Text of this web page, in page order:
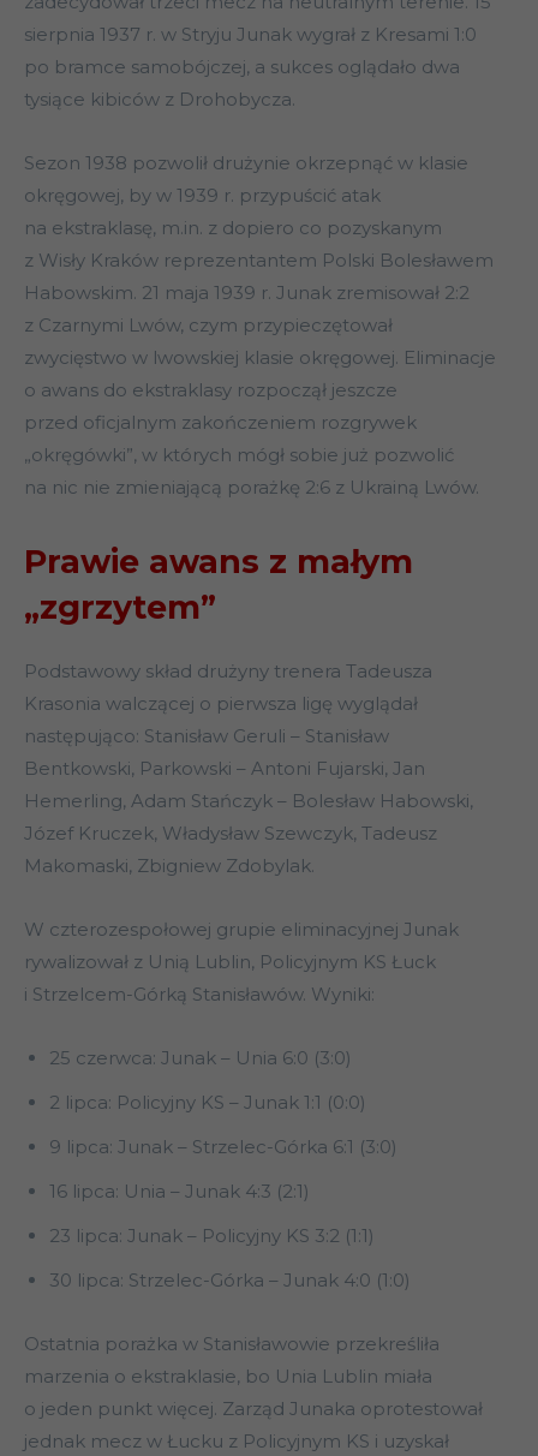
sierpnia 1937 r. w Stryju Junak wygrał z Kresami 1:0
po bramce samobójczej, a sukces oglądało dwa
tysiące kibiców z Drohobycza.
Sezon 1938 pozwolił drużynie okrzepnąć w klasie
okręgowej, by w 1939 r. przypuścić atak
na ekstraklasę, m.in. z dopiero co pozyskanym
z Wisły Kraków reprezentantem Polski Bolesławem
Habowskim. 21 maja 1939 r. Junak zremisował 2:2
z Czarnymi Lwów, czym przypieczętował
zwycięstwo w lwowskiej klasie okręgowej. Eliminacje
o awans do ekstraklasy rozpoczął jeszcze
przed oficjalnym zakończeniem rozgrywek
„okręgówki”, w których mógł sobie już pozwolić
na nic nie zmieniającą porażkę 2:6 z Ukrainą Lwów.
Prawie awans z małym
„zgrzytem”
Podstawowy skład drużyny trenera Tadeusza
Krasonia walczącej o pierwsza ligę wyglądał
następująco: Stanisław Geruli – Stanisław
Bentkowski, Parkowski – Antoni Fujarski, Jan
Hemerling, Adam Stańczyk – Bolesław Habowski,
Józef Kruczek, Władysław Szewczyk, Tadeusz
Makomaski, Zbigniew Zdobylak.
W czterozespołowej grupie eliminacyjnej Junak
rywalizował z Unią Lublin, Policyjnym KS Łuck
i Strzelcem-Górką Stanisławów. Wyniki:
25 czerwca: Junak – Unia 6:0 (3:0)
2 lipca: Policyjny KS – Junak 1:1 (0:0)
9 lipca: Junak – Strzelec-Górka 6:1 (3:0)
16 lipca: Unia – Junak 4:3 (2:1)
23 lipca: Junak – Policyjny KS 3:2 (1:1)
30 lipca: Strzelec-Górka – Junak 4:0 (1:0)
Ostatnia porażka w Stanisławowie przekreśliła
marzenia o ekstraklasie, bo Unia Lublin miała
o jeden punkt więcej. Zarząd Junaka oprotestował
jednak mecz w Łucku z Policyjnym KS i uzyskał